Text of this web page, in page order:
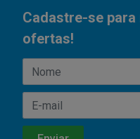
Cadastre-se
ofertas!